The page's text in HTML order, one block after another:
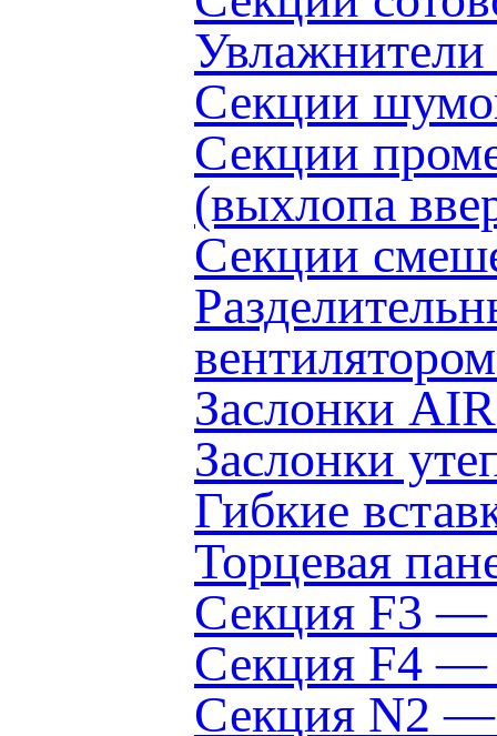
Секции
Секции
(выхлопа
Секции
Заслонки
Заслонки
Гибкие
Торцевая
Секция F3 —
Секция F4 —
Секция N2 —